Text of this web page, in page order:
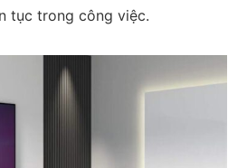
tục trong công việc.